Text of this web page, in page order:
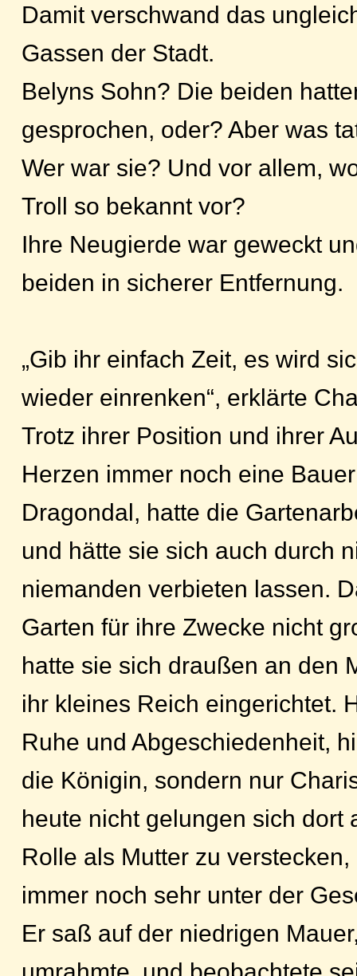
Damit verschwand das
Gassen der Stadt.
Belyns Sohn? Die beiden
gesprochen, oder? Aber was
Wer war sie? Und vor allem,
Troll so bekannt vor?
Ihre Neugierde war geweckt
beiden in sicherer Entfernung.
„Gib ihr einfach Zeit, es wird
wieder einrenken“, erklärte
Trotz ihrer Position und ihrer
Herzen immer noch eine
Dragondal, hatte die
und hätte sie sich auch durch
niemanden verbieten lassen.
Garten für ihre Zwecke nicht
hatte sie sich draußen an den
ihr kleines Reich eingerichtet.
Ruhe und Abgeschiedenheit,
die Königin, sondern nur
heute nicht gelungen sich dort
Rolle als Mutter zu
immer noch sehr unter der
Er saß auf der niedrigen